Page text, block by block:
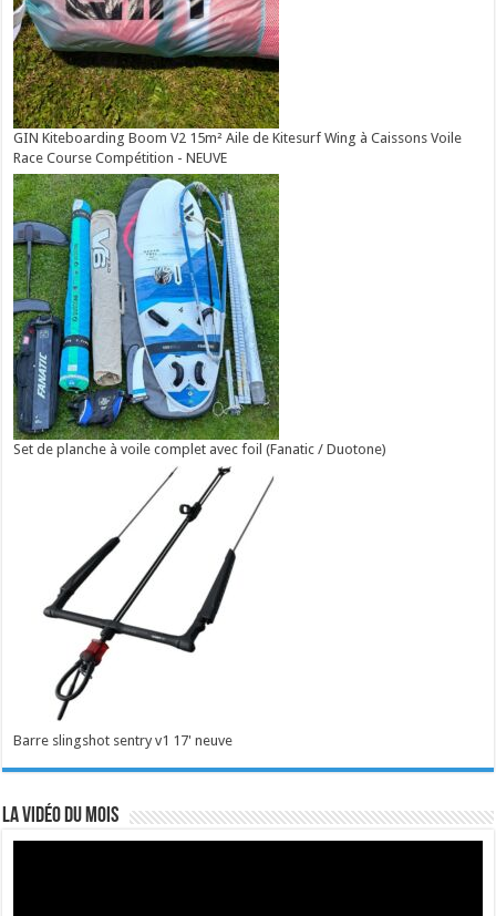
GIN Kiteboarding Boom V2 15m² Aile de Kitesurf Wing à Caissons Voile
Race Course Compétition - NEUVE
Set de planche à voile complet avec foil (Fanatic / Duotone)
Barre slingshot sentry v1 17' neuve
La vidéo du mois